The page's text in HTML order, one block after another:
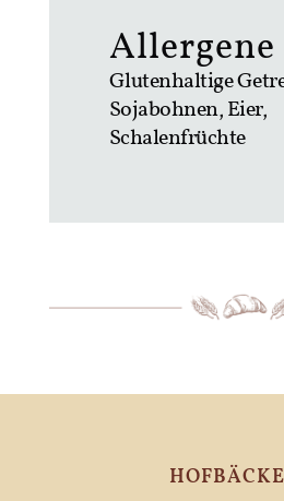
Allergene
Glutenhaltige
Sojabohnen, Eier,
Schalenfrüchte